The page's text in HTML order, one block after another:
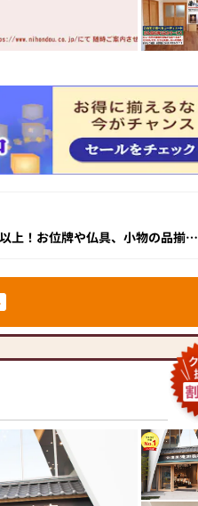
上！お位牌や仏具、小物の品揃え